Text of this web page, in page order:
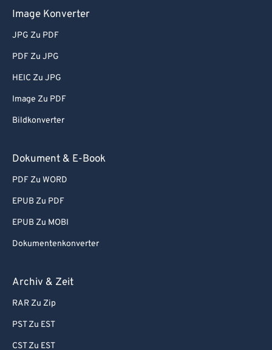
Image Konverter
JPG Zu PDF
PDF Zu JPG
HEIC Zu JPG
Image Zu PDF
Bildkonverter
Dokument & E-Book
PDF Zu WORD
EPUB Zu PDF
EPUB Zu MOBI
Dokumentenkonverter
Archiv & Zeit
RAR Zu Zip
PST Zu EST
CST Zu EST